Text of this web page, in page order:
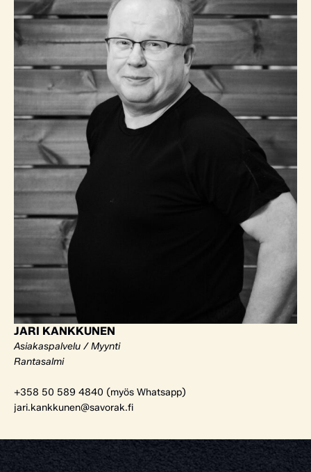
JARI KANKKUNEN
Asiakaspalvelu / Myynti
Rantasalmi
+358 50 589 4840 (myös Whatsapp)
jari.kankkunen@savorak.fi